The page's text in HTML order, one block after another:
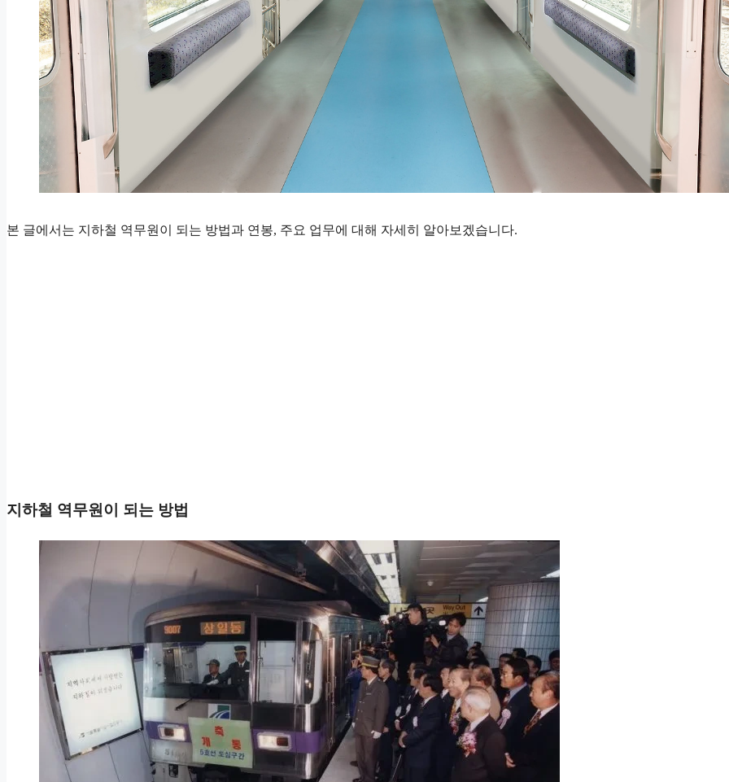
본 글에서는 지하철 역무원이 되는 방법과 연봉, 주요 업무에 대해 자세히 알아보겠습니다.
지하철 역무원이 되는 방법